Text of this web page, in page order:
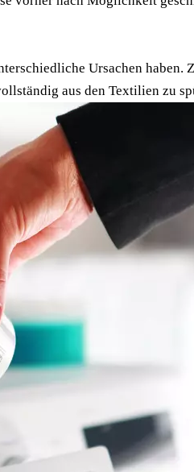
Ursachen haben.
aus den Textilien zu